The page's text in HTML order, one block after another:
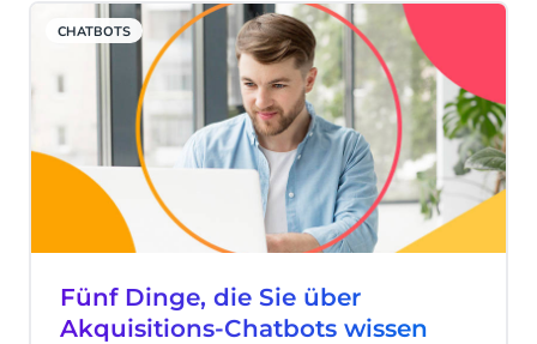
Absichtsklassifizierung durchführen,
komplett überarbeitet, um die Multi-
Engine NLU der Conversational AI Cloud
weiter zu verbessern. In der Zwischenzeit
haben unsere Teams hart an der
Einführung von
Gesprächszusammenfassungen in der
Mobile Service Cloud von CM.com
gearbeitet.
CHATBOTS
Fünf Dinge, die Sie über
Akquisitions-Chatbots wissen